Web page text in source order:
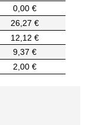
0,00 €
26,27 €
12,12 €
9,37 €
2,00 €